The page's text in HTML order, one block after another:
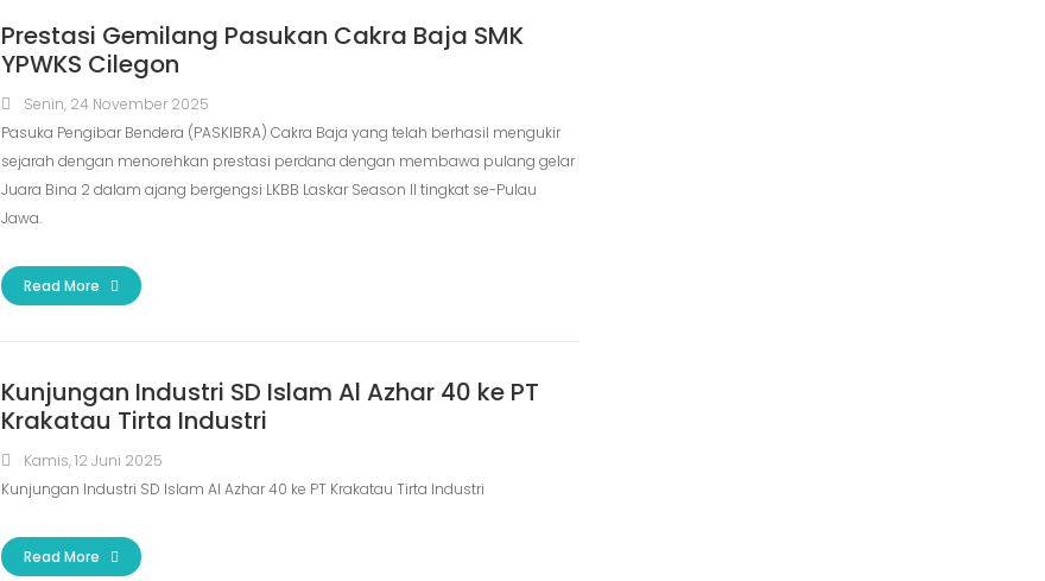
Prestasi Gemilang Pasukan Cakra Baja SMK
YPWKS Cilegon
Senin, 24 November 2025
Pasuka Pengibar Bendera (PASKIBRA) Cakra Baja yang telah berhasil mengukir
sejarah dengan menorehkan prestasi perdana dengan membawa pulang gelar
Juara Bina 2 dalam ajang bergengsi LKBB Laskar Season II tingkat se-Pulau
Jawa.
Read More
Kunjungan Industri SD Islam Al Azhar 40 ke PT
Krakatau Tirta Industri
Kamis, 12 Juni 2025
Kunjungan Industri SD Islam Al Azhar 40 ke PT Krakatau Tirta Industri
Read More